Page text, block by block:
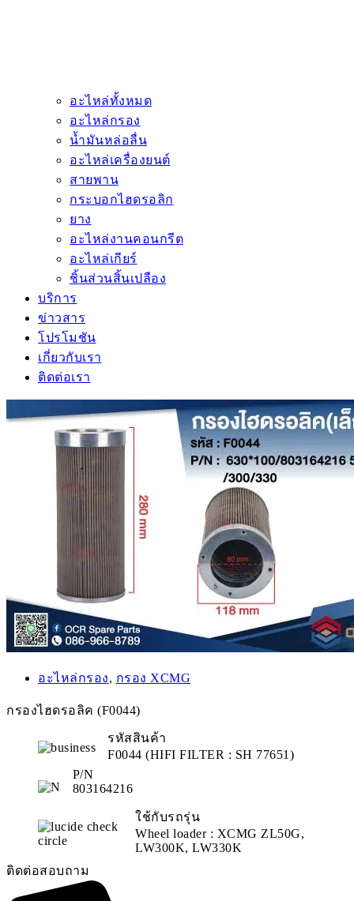
อะไหล่ทั้งหมด
อะไหล่กรอง
น้ำมันหล่อลื่น
อะไหล่เครื่องยนต์
สายพาน
กระบอกไฮดรอลิก
ยาง
อะไหล่งานคอนกรีต
อะไหล่เกียร์
ชิ้นส่วนสิ้นเปลือง
บริการ
ข่าวสาร
โปรโมชัน
เกี่ยวกับเรา
ติดต่อเรา
อะไหล่กรอง, กรอง XCMG
กรองไฮดรอลิค (F0044)
รหัสสินค้า
F0044 (HIFI FILTER : SH 77651)
P/N
803164216
ใช้กับรถรุ่น
Wheel loader : XCMG ZL50G,
LW300K, LW330K
ติดต่อสอบถาม